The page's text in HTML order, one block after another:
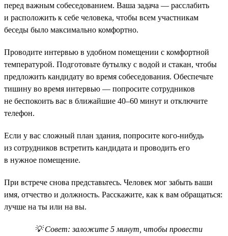
перед важным собеседованием. Ваша задача — расслабить
и расположить к себе человека, чтобы всем участникам
беседы было максимально комфортно.
Проводите интервью в удобном помещении с комфортной
температурой. Подготовьте бутылку с водой и стакан, чтобы
предложить кандидату во время собеседования. Обеспечьте
тишину во время интервью — попросите сотрудников
не беспокоить вас в ближайшие 40–60 минут и отключите
телефон.
Если у вас сложный план здания, попросите кого-нибудь
из сотрудников встретить кандидата и проводить его
в нужное помещение.
При встрече снова представьтесь. Человек мог забыть ваши
имя, отчество и должность. Расскажите, как к вам обращаться:
лучше на ты или на вы.
💡 Совет: заложите 5 минут, чтобы провести